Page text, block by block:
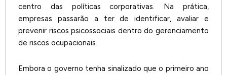
centro das políticas corporativas. Na prática,
empresas passarão a ter de identificar, avaliar e
prevenir riscos psicossociais dentro do gerenciamento
de riscos ocupacionais.
Embora o governo tenha sinalizado que o primeiro ano